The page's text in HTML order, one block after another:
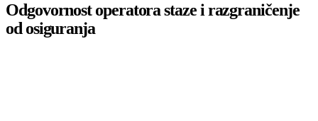
Odgovornost operatora staze i razgraničenje
od osiguranja